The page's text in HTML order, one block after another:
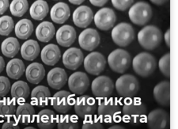
антибиотиков
диабета